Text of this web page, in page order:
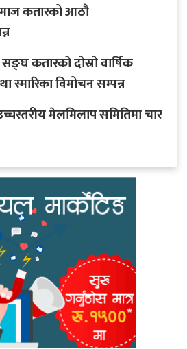
कतारको आठाै
कतारको दोस्रो वार्षिक
स्मारिका विमोचन सम्पन्न
मेलमिलाप समितिमा चार